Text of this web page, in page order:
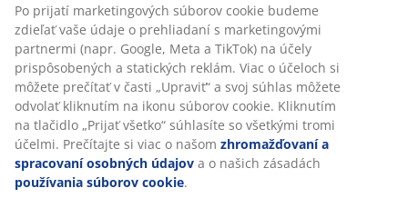
Po prijatí marketingových súborov cookie budeme
zdieľať vaše údaje o prehliadaní s marketingovými
partnermi (napr. Google, Meta a TikTok) na účely
prispôsobených a statických reklám. Viac o účeloch si
môžete prečítať v časti „Upraviť“ a svoj súhlas môžete
odvolať kliknutím na ikonu súborov cookie. Kliknutím
na tlačidlo „Prijať všetko“ súhlasíte so všetkými tromi
účelmi. Prečítajte si viac o našom zhromažďovaní a
spracovaní osobných údajov a o našich zásadách
používania súborov cookie.